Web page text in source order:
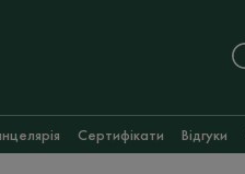
Сертифікати Відгуки